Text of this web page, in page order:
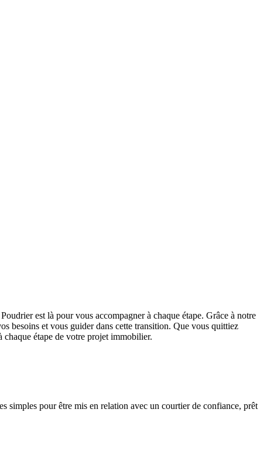
est là pour vous accompagner à chaque étape. Grâce à notre
besoins et vous guider dans cette transition. Que vous quittiez
étape de votre projet immobilier.
simples pour être mis en relation avec un courtier de confiance, prêt